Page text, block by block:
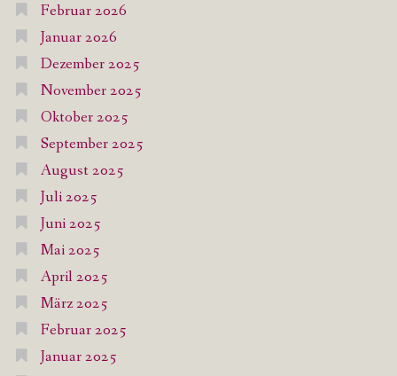
Februar 2026
Januar 2026
Dezember 2025
November 2025
Oktober 2025
September 2025
August 2025
Juli 2025
Juni 2025
Mai 2025
April 2025
März 2025
Februar 2025
Januar 2025